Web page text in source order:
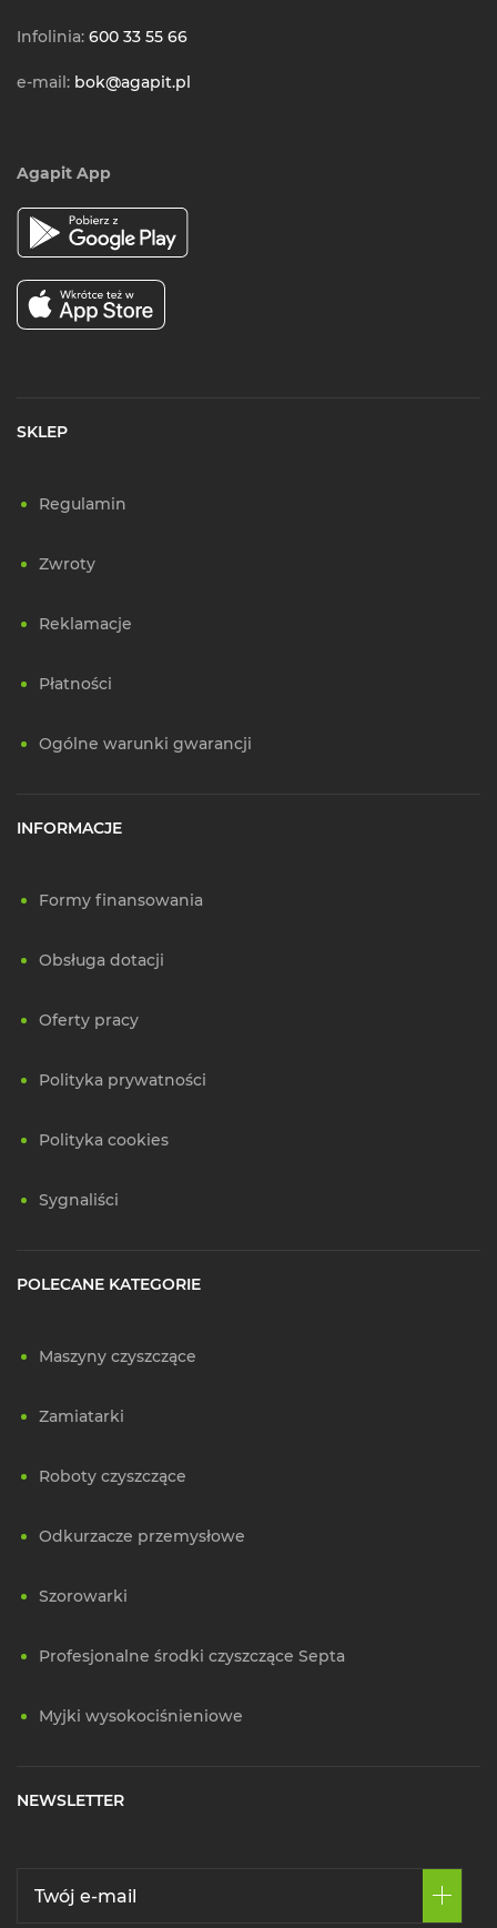
Infolinia: 600 33 55 66
e-mail: bok@agapit.pl
Agapit App
SKLEP
Regulamin
Zwroty
Reklamacje
Płatności
Ogólne warunki gwarancji
INFORMACJE
Formy finansowania
Obsługa dotacji
Oferty pracy
Polityka prywatności
Polityka cookies
Sygnaliści
POLECANE KATEGORIE
Maszyny czyszczące
Zamiatarki
Roboty czyszczące
Odkurzacze przemysłowe
Szorowarki
Profesjonalne środki czyszczące Septa
Myjki wysokociśnieniowe
NEWSLETTER